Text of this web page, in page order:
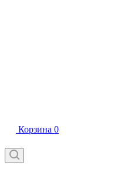
Корзина 0